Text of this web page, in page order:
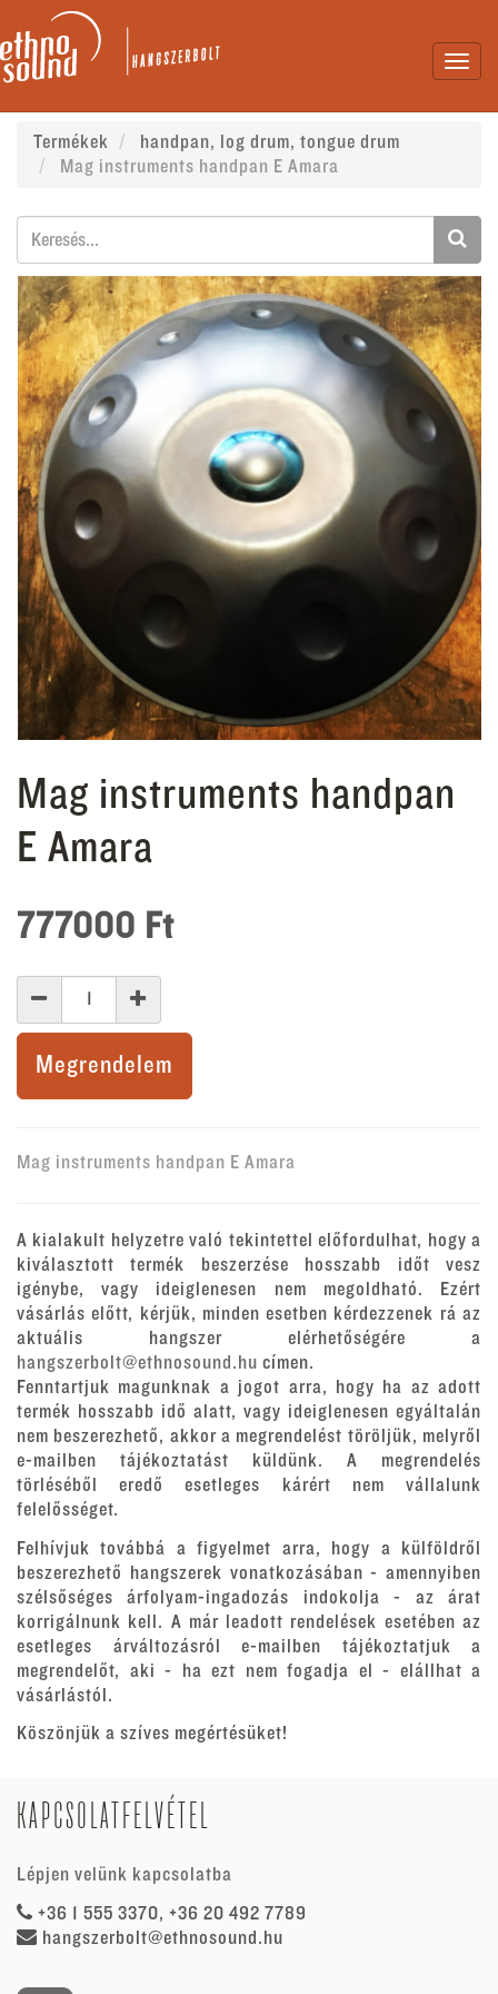
Termékek
handpan, log drum, tongue drum
Mag instruments handpan E Amara
Mag instruments handpan
E Amara
777000 Ft
Megrendelem
Mag instruments handpan E Amara
A kialakult helyzetre való tekintettel előfordulhat, hogy a
kiválasztott termék beszerzése hosszabb időt vesz
igénybe, vagy ideiglenesen nem megoldható. Ezért
vásárlás előtt, kérjük, minden esetben kérdezzenek rá az
aktuális hangszer elérhetőségére a
hangszerbolt@ethnosound.hu címen.
Fenntartjuk magunknak a jogot arra, hogy ha az adott
termék hosszabb idő alatt, vagy ideiglenesen egyáltalán
nem beszerezhető, akkor a megrendelést töröljük, melyről
e-mailben tájékoztatást küldünk. A megrendelés
törléséből eredő esetleges kárért nem vállalunk
felelősséget.
Felhívjuk továbbá a figyelmet arra, hogy a külföldről
beszerezhető hangszerek vonatkozásában - amennyiben
szélsőséges árfolyam-ingadozás indokolja - az árat
korrigálnunk kell. A már leadott rendelések esetében az
esetleges árváltozásról e-mailben tájékoztatjuk a
megrendelőt, aki - ha ezt nem fogadja el - elállhat a
vásárlástól.
Köszönjük a szíves megértésüket!
KAPCSOLATFELVÉTEL
Lépjen velünk kapcsolatba
+36 1 555 3370, +36 20 492 7789
hangszerbolt@ethnosound.hu